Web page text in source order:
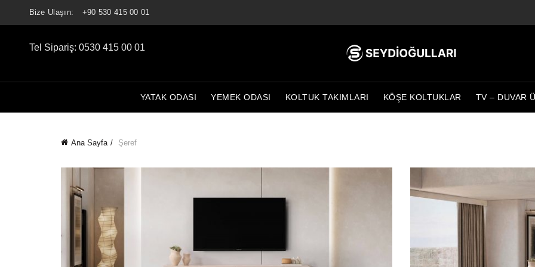
Bize Ulaşın: +90 530 415 00 01
Tel Sipariş: 0530 415 00 01
YATAK ODASI YEMEK ODASI KOLTUK TAKIMLARI KÖŞE KOLTUKLAR TV – DUVAR
Ana Sayfa Şeref